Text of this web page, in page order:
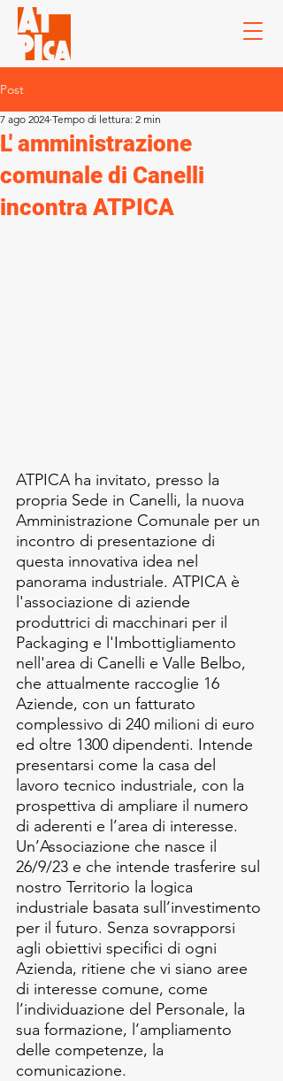
Post
L' amministrazione
comunale di Canelli
incontra ATPICA
7 ago 2024 Tempo di lettura: 2 min
ATPICA ha invitato, presso la
propria Sede in Canelli, la nuova
Amministrazione Comunale per un
incontro di presentazione di
questa innovativa idea nel
panorama industriale. ATPICA è
l'associazione di aziende
produttrici di macchinari per il
Packaging e l'Imbottigliamento
nell'area di Canelli e Valle Belbo,
che attualmente raccoglie 16
Aziende, con un fatturato
complessivo di 240 milioni di euro
ed oltre 1300 dipendenti. Intende
presentarsi come la casa del
lavoro tecnico industriale, con la
prospettiva di ampliare il numero
di aderenti e l’area di interesse.
Un’Associazione che nasce il
26/9/23 e che intende trasferire sul
nostro Territorio la logica
industriale basata sull’investimento
per il futuro. Senza sovrapporsi
agli obiettivi specifici di ogni
Azienda, ritiene che vi siano aree
di interesse comune, come
l’individuazione del Personale, la
sua formazione, l’ampliamento
delle competenze, la
comunicazione.